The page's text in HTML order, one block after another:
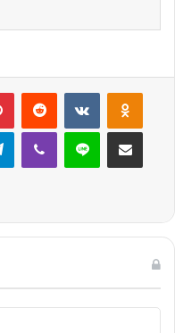
PinterestReddit VKontakte
TelegramViber Line E-Posta ile